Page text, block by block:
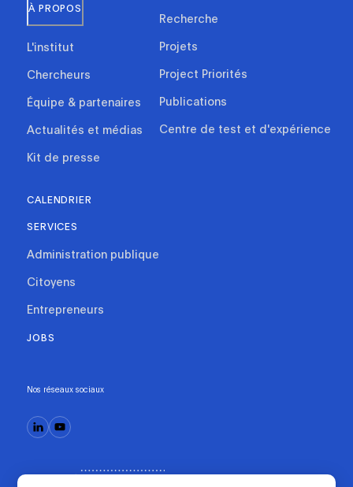
À PROPOS
L'institut
Chercheurs
Équipe & partenaires
Actualités et médias
Kit de presse
Recherche
Projets
Project Priorités
Publications
Centre de test et d'expérience
CALENDRIER
SERVICES
Administration publique
Citoyens
Entrepreneurs
JOBS
Nos réseaux sociaux